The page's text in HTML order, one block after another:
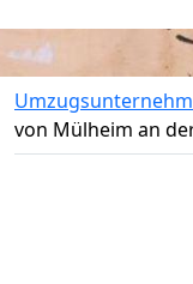
von Mülheim an